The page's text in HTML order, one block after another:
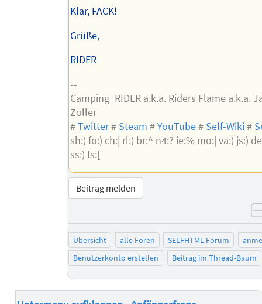
Klar, FACK!
Grüße,
RIDER
--
Camping_RIDER a.k.a. Riders Flame a.k.a.
Zoller
#Twitter# Steam #YouTube# Self-Wiki#
sh:) fo:) ch:| rl:) br:^ n4:? ie:% mo:| va:) js:)
ss:) ls:[
Beitrag melden
Übersicht alle Foren SELFHTML-Forum
Benutzerkonto erstellen
Beitrag im Thread-Baum